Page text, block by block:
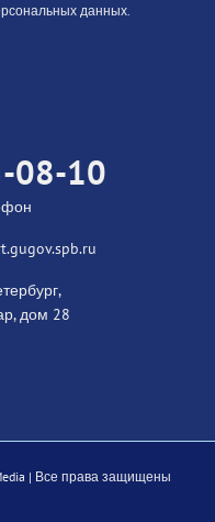
данных.
08-10
дом 28
| Все права защищены